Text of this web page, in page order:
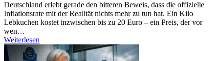
Deutschland erlebt gerade den bitteren Beweis, dass die offizielle
Inflationsrate mit der Realität nichts mehr zu tun hat. Ein Kilo
Lebkuchen kostet inzwischen bis zu 20 Euro – ein Preis, der vor
wen…
Weiterlesen